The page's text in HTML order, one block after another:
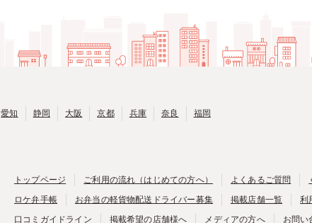
愛知 静岡 大阪 京都 兵庫 奈良 福岡
トップページ ご利用の流れ（はじめての方へ） よくあるご質問
ロケ弁手帳
お弁当の軽貨物配送ドライバー募集 掲載店舗一覧 利
口コミガイドライン
掲載希望の店舗様へ メディアの方へ お問い